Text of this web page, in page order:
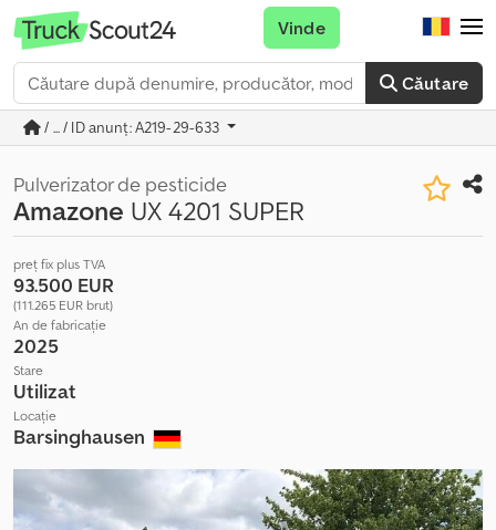
Căutare
Vinde
/ ... / ID anunț: A219-29-633
Pulverizator de pesticide
Amazone UX 4201 SUPER
preț fix plus TVA
93.500 EUR
(111.265 EUR brut)
An de fabricație
2025
Stare
Utilizat
Locație
Barsinghausen